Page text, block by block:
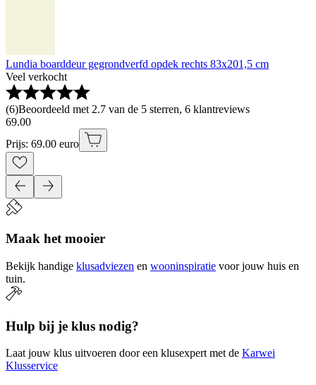
Lundia boarddeur gegrondverfd opdek rechts 83x201,5 cm
Veel verkocht
(6)Beoordeeld met 2.7 van de 5 sterren, 6 klantreviews
69.00
Prijs: 69.00 euro
Maak het mooier
Bekijk handige klusadviezen en wooninspiratie voor jouw huis en
tuin.
Hulp bij je klus nodig?
Laat jouw klus uitvoeren door een klusexpert met de Karwei
Klusservice